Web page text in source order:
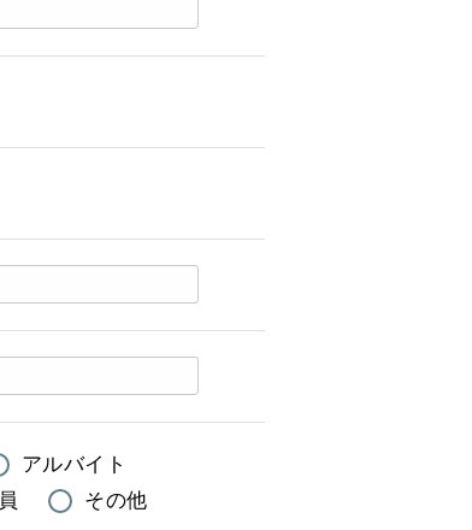
アルバイト
その他